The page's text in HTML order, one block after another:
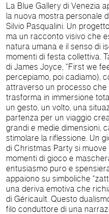
La Blue Gallery di Venezia
la nuova mostra personale
Silvio Pasqualini. Un
ma un racconto visivo che
natura umana e il senso di
momenti di festa collettiva. Tagliapietra, ispirato dalle parole
di James Joyce, “First we
percepiamo, poi cadiamo),
attraverso un processo che
trasforma in immersione
un gesto, un volto, una
partenza per un viaggio
grandi e medie dimensioni,
stimolare la riflessione. Un gioco di contrasti L’immaginario
di Christmas Party si
momenti di gioco e
entusiasmo puro e
appaiono su simboliche
una deriva emotiva che
di Géricault. Questo
filo conduttore di una